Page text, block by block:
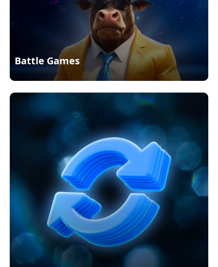
Battle Games